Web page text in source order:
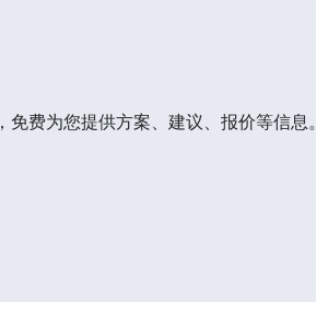
费为您提供方案、建议、报价等信息。